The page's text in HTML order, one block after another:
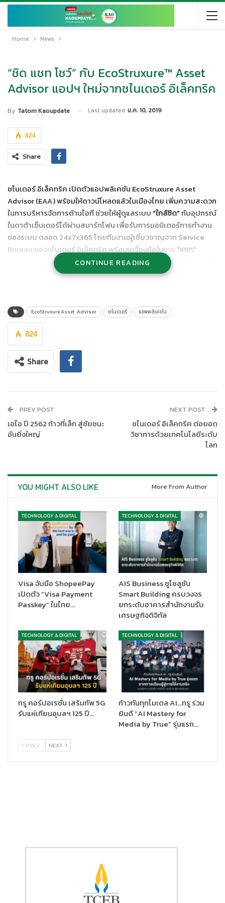
Home News
“ชิด แชท โชว์” กับ EcoStruxure™ Asset
Advisor แอปฯ ใหม่จากชไนเดอร์ อิเล็คทริค
By Tatom Kaoupdate Last updated ม.ค. 10, 2019
824
Share
ชไนเดอร์ อิเล็คทริค เปิดตัวแอปพลิเคชัน EcoStruxure Asset
Advisor (EAA) พร้อมให้ดาวน์โหลดแล้วในเมืองไทย เพิ่มความสะดวก
ในการบริหารจัดการด้านไอที ช่วยให้ผู้ดูแลระบบ“ใกล้ชิด”กับอุปกรณ์
ในดาต้าเซ็นเตอร์ได้ผ่านสมาร์ทโฟน เพื่อรับการมอนิเตอร์การทำงาน
ของระบบ ตลอด 24x7x365 โดยทีมงานผู้เชี่ยวชาญจาก Service
Bureau ของชไนเดอร์ อิเล็คทริค พร้อมเครื่องมือในการ “แชท”
ปรึกษาปัญหา และ
“โชว์”สถานะการทำงาน ไม่ว่าจะเป็นระบบสำรองไฟ
ระบบปรับอากาศ ระบบควบคุมและจ่ายพลังงานไฟฟ้า (Power
ความล้มเหลวของอุปกรณ์ล่วงหน้า ช่วยลดการเกิดดาวน์ไทม์ที่ไม่ได้
อยู่ในแผน ช่วยยืดอายุของอุปกรณ์ต่างๆ และเสริมประสิทธิภาพใน
การบริหารจัดการดาต้าเซ็นเตอร์ได้อย่างใกล้ชิด
การสมัครใช้งานนั้นง่ายมาก ด้วยการสแกน QR Code จากสติ๊กเกอร์
EcoStruxure Asset Advisor (EAA) ที่ติดอยู่บนผลิตภัณฑ์ จากนั้น
Code เพื่อให้มือถือเข้าถึง Google App หรือ Apple Store ในการ
ดาวน์โหลดแอปฯและติดตั้ง EAA ของชไนเดอร์ อิเล็คทริค และทำการ
เชื่อมต่ออุปกรณ์เข้ากับบริการ
นับเป็นอีกบริการที่ชไนเดอร์ อิเล็คทริค คิดค้นขึ้นมาเพื่อตอบความ
ต้องการของลูกค้ายุคดิจิทัลอย่างแท้จริง
CONTINUE READING
EcoStruxure Asset Advisor ชไนเดอร์ แอพพลิเคชั่น
824
Share
PREV POST
เอไอ ปี 2562 ก้าวที่เล็ก สู่ชัยชนะ
อันยิ่งใหญ่
NEXT POST
ชไนเดอร์ อิเล็คทริค ต่อยอด
วิชาการด้วยเทคโนโลยีระดับ
โลก
YOU MIGHT ALSO LIKE More From Author
TECHNOLOGY & DIGITAL
Visa จับมือ ShopeePay
เปิดตัว “Visa Payment
Passkey” ในไทย…
TECHNOLOGY & DIGITAL
AIS Business ชูโซลูชัน
Smart Building ครบวงจร
ยกระดับอาคารสำนักงานรับ
เศรษฐกิจดิจิทัล
TECHNOLOGY & DIGITAL
ทรู คอร์ปอเรชั่น เสริมทัพ 5G
รับแห่เทียนอุบลฯ 125 ปี…
TECHNOLOGY & DIGITAL
ก้าวทันทุกโมเดล AI…ทรู ร่วม
ยินดี “AI Mastery for
Media by True” รุ่นแรก…
PREV NEXT